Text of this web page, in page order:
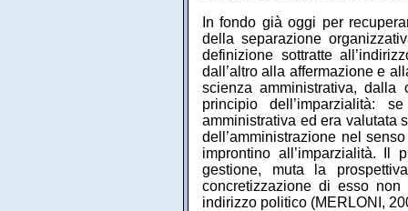
In fondo già oggi per
della separazione
definizione sottratte
dall’altro alla affermazione e
scienza amministrativa,
principio dell’imparzialità:
amministrativa ed era valutata
dell’amministrazione nel
improntino all’imparzialità.
gestione, muta la
concretizzazione di esso
indirizzo politico (MERLONI,